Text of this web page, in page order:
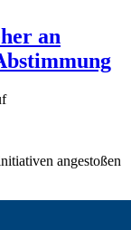
an
angestoßen